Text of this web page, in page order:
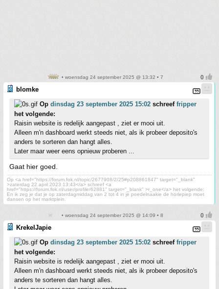
• woensdag 24 september 2025 @ 13:32 • 7
blomke
Op dinsdag 23 september 2025 15:02 schreef fripper
het volgende:
Raisin website is redelijk aangepast , ziet er mooi uit.
Alleen m'n dashboard werkt steeds niet, als ik probeer deposito's
anders te sorteren dan hangt alles.
Later maar weer eens opnieuw proberen ...
Gaat hier goed.
Op <a href="https://forum.fok.nl/topic/2677908/2/25#p208861847" target="_blank"
>zaterdag 22 april 2023 13:43</a> schreef <a
href="https://forum.fok.nl/user/profile/62881" target="_blank" >r_one</a> het volgende:
En ik zeg je dat je op zaterdagmiddag van 2 tot 4 in je poedelnaakie de horlepiep moet
dansen op het marktplein.
• woensdag 24 september 2025 @ 14:09 • 8
KrekelJapie
Op dinsdag 23 september 2025 15:02 schreef fripper
het volgende:
Raisin website is redelijk aangepast , ziet er mooi uit.
Alleen m'n dashboard werkt steeds niet, als ik probeer deposito's
anders te sorteren dan hangt alles.